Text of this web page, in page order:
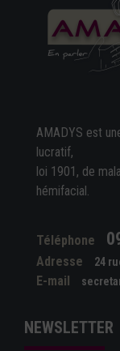
AMADYS est
lucratif,
loi 1901, de
hémifacial.
Téléphone
Adresse 24
E-mail
NEWSLETTER